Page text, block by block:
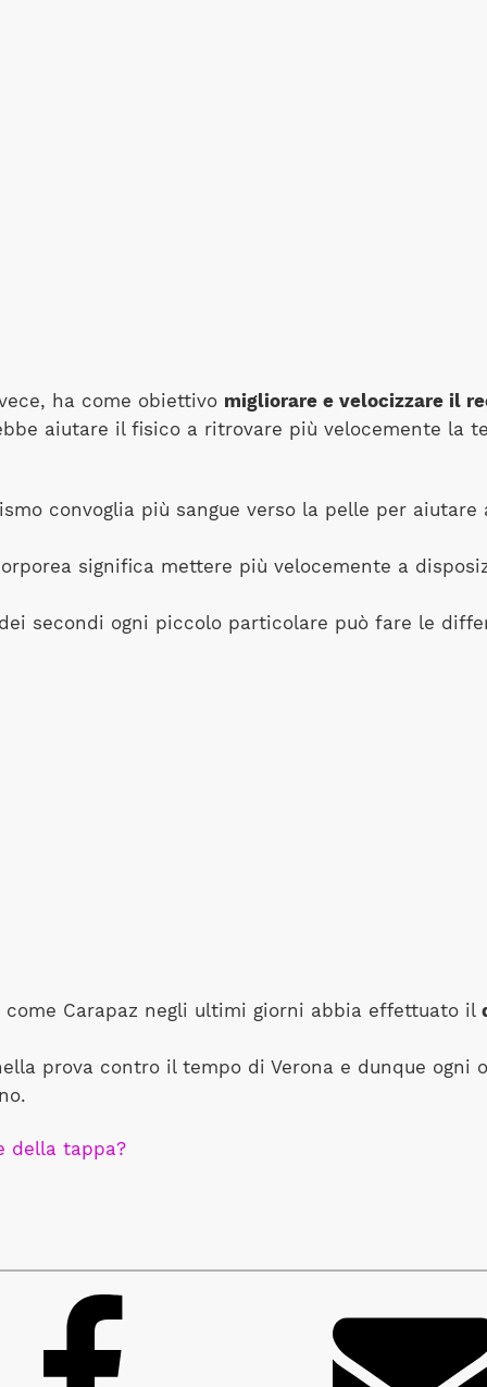
ha come obiettivo migliorare e velocizzare il
aiutare il fisico a ritrovare più velocemente la
convoglia più sangue verso la pelle per
significa mettere più velocemente a
secondi ogni piccolo particolare può fare le
Carapaz negli ultimi giorni abbia effettuato il
prova contro il tempo di Verona e dunque ogni
della tappa?